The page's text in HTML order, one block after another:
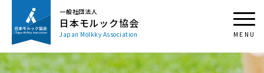
一般社団法人
日本モルック協会
Japan Mölkky Association